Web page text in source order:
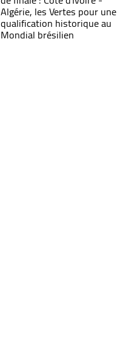
Algérie, les Vertes pour une
qualification historique au
Mondial brésilien